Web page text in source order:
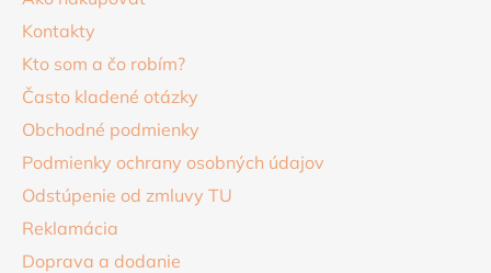
Kontakty
Kto som a čo robím?
Často kladené otázky
Obchodné podmienky
Podmienky ochrany osobných údajov
Odstúpenie od zmluvy TU
Reklamácia
Doprava a dodanie